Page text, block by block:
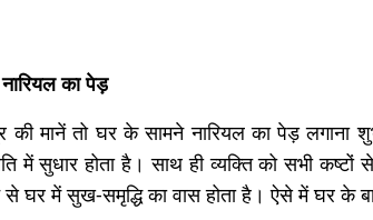
का पेड़
की मानें तो घर के सामने नारियल का पेड़
में सुधार होता है। साथ ही व्यक्ति को सभी
घर में सुख-समृद्धि का वास होता है। ऐसे में घर के